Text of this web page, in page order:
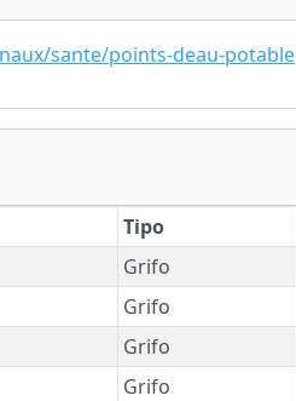
sante/points-deau-potable
Tipo
Grifo
Grifo
Grifo
Grifo